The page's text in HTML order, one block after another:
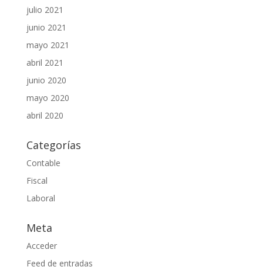
julio 2021
junio 2021
mayo 2021
abril 2021
junio 2020
mayo 2020
abril 2020
Categorías
Contable
Fiscal
Laboral
Meta
Acceder
Feed de entradas